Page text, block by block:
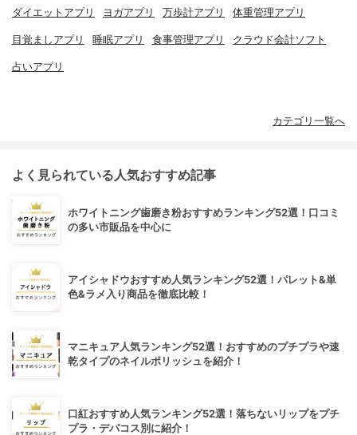
ダイエットアプリ ヨガアプリ 万歩計アプリ 体重管理アプリ
目覚ましアプリ 睡眠アプリ 食事管理アプリ クラウド会計ソフト
占いアプリ
カテゴリ一覧へ
よく見られている人気おすすめ記事
ホワイトニング歯磨き粉おすすめランキング52選！口コミ
の多い市販品を中心に
アイシャドウおすすめ人気ランキング52選！パレット&単
色&ラメ入り商品を徹底比較！
マニキュア人気ランキング52選！おすすめのプチプラや速
乾タイプのネイルポリッシュを紹介！
口紅おすすめ人気ランキング52選！落ちないリップをプチ
プラ・デパコス別に紹介！